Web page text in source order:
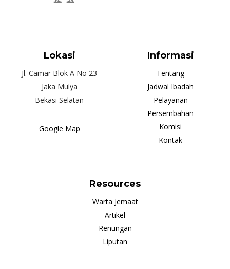
Lokasi
Jl. Camar Blok A No 23
Jaka Mulya
Bekasi Selatan
Google Map
Informasi
Tentang
Jadwal Ibadah
Pelayanan
Persembahan
Komisi
Kontak
Resources
Warta Jemaat
Artikel
Renungan
Liputan